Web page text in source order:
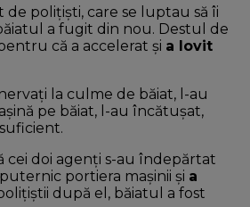
de polițiști, care se luptau să îi
a fugit din nou. Destul de
că a accelerat și a lovit
la culme de băiat, l-au
pe băiat, l-au încătușat,
cei doi agenţi s-au îndepărtat
portiera mașinii și a
după el, băiatul a fost